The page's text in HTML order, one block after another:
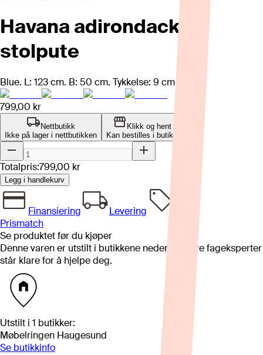
Havana adirondack
stolpute
Blue. L: 123 cm. B: 50 cm. Tykkelse: 9 cm.
799,00 kr
Nettbutikk
Ikke på lager i nettbutikken
Klikk og hent
Kan bestilles i butikk
Totalpris:799,00 kr
Legg i handlekurv
Finansiering
Levering
Prismatch
Se produktet før du kjøper
Denne varen er utstilt i butikkene nedenfor. Våre fageksperter
står klare for å hjelpe deg.
Utstilt i 1 butikker:
Møbelringen Haugesund
Se butikkinfo